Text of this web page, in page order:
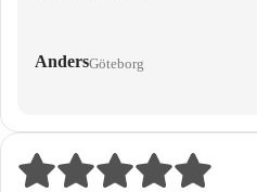
AndersGöteborg